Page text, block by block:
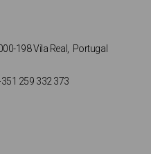
198 Vila Real, Portugal
259 332 373